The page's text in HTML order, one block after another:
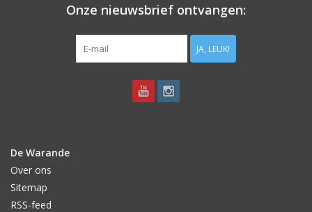
Overige producten
Sterke Bollen Dagen
Nieuws
Onze nieuwsbrief ontvangen:
JA, LEUK!
De Warande
Over ons
Sitemap
RSS-feed